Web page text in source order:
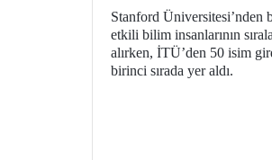
Stanford Üniversitesi’nden
etkili bilim insanlarının
alırken, İTÜ’den 50 isim
birinci sırada yer aldı.